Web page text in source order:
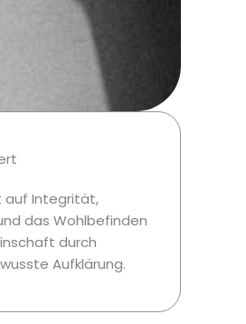
auf Integrität,
das Wohlbefinden
durch
Aufklärung.